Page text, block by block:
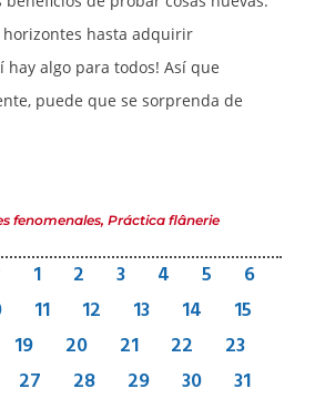
horizontes hasta adquirir
hay algo para todos! Así que
puede que se sorprenda de
fenomenales, Práctica flânerie
1 2 3 4 5
6
11 12 13 14
15
19 20 21 22
23
27 28 29 30
31